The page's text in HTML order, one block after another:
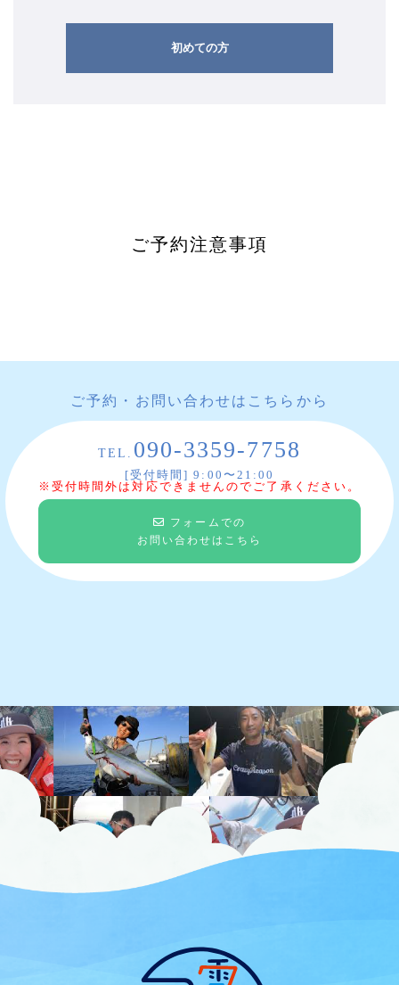
初めての方
ご予約注意事項
ご予約・お問い合わせはこちらから
TEL. 090-3359-7758
[受付時間] 9:00〜21:00
※受付時間外は対応できませんのでご了承ください。
フォームでの
お問い合わせはこちら